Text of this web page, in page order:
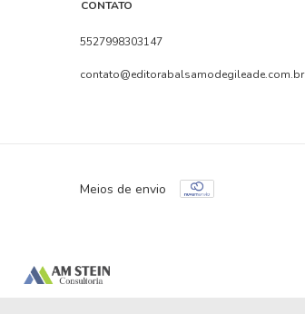
CONTATO
5527998303147
contato@editorabalsamodegileade.com.br
Meios de envio